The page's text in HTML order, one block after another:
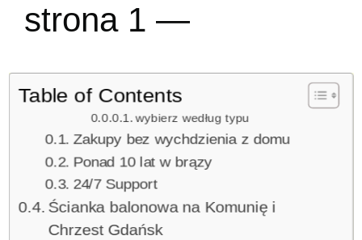
strona 1 —
Table of Contents
wybierz według typu
Zakupy bez wychdzienia z domu
Ponad 10 lat w brązy
24/7 Support
Ścianka balonowa na Komunię i
Chrzest Gdańsk